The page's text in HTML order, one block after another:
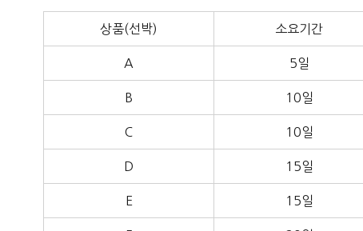
상품(선박) 소요기간
A 5일
B 10일
C 10일
D 15일
E 15일